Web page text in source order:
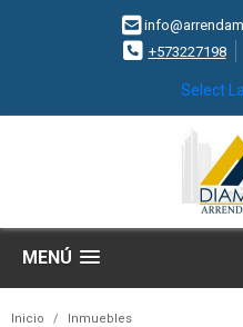
+573227198
Select
MENÚ
Inicio Inmuebles